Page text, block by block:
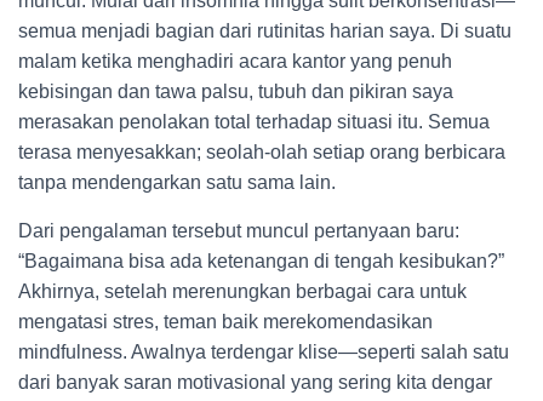
semua menjadi bagian dari rutinitas harian saya. Di suatu
malam ketika menghadiri acara kantor yang penuh
kebisingan dan tawa palsu, tubuh dan pikiran saya
merasakan penolakan total terhadap situasi itu. Semua
terasa menyesakkan; seolah-olah setiap orang berbicara
tanpa mendengarkan satu sama lain.
Dari pengalaman tersebut muncul pertanyaan baru:
“Bagaimana bisa ada ketenangan di tengah kesibukan?”
Akhirnya, setelah merenungkan berbagai cara untuk
mengatasi stres, teman baik merekomendasikan
mindfulness. Awalnya terdengar klise—seperti salah satu
dari banyak saran motivasional yang sering kita dengar